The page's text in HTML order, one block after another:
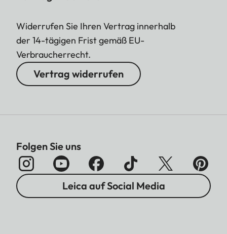
Widerrufen Sie Ihren Vertrag innerhalb
der 14-tägigen Frist gemäß EU-
Verbraucherrecht.
Vertrag widerrufen
Folgen Sie uns
Leica auf Social Media